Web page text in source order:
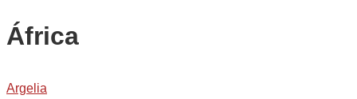
África
Argelia